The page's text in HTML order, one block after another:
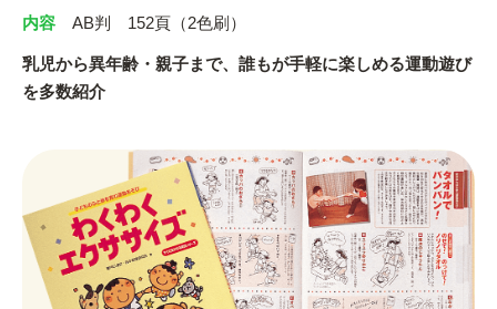
内容
AB判 152頁（2色刷）
乳児から異年齢・親子まで、誰もが手軽に楽しめる運動遊び
を多数紹介